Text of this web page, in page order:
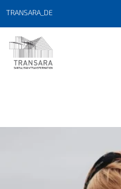
TRANSARA_DE